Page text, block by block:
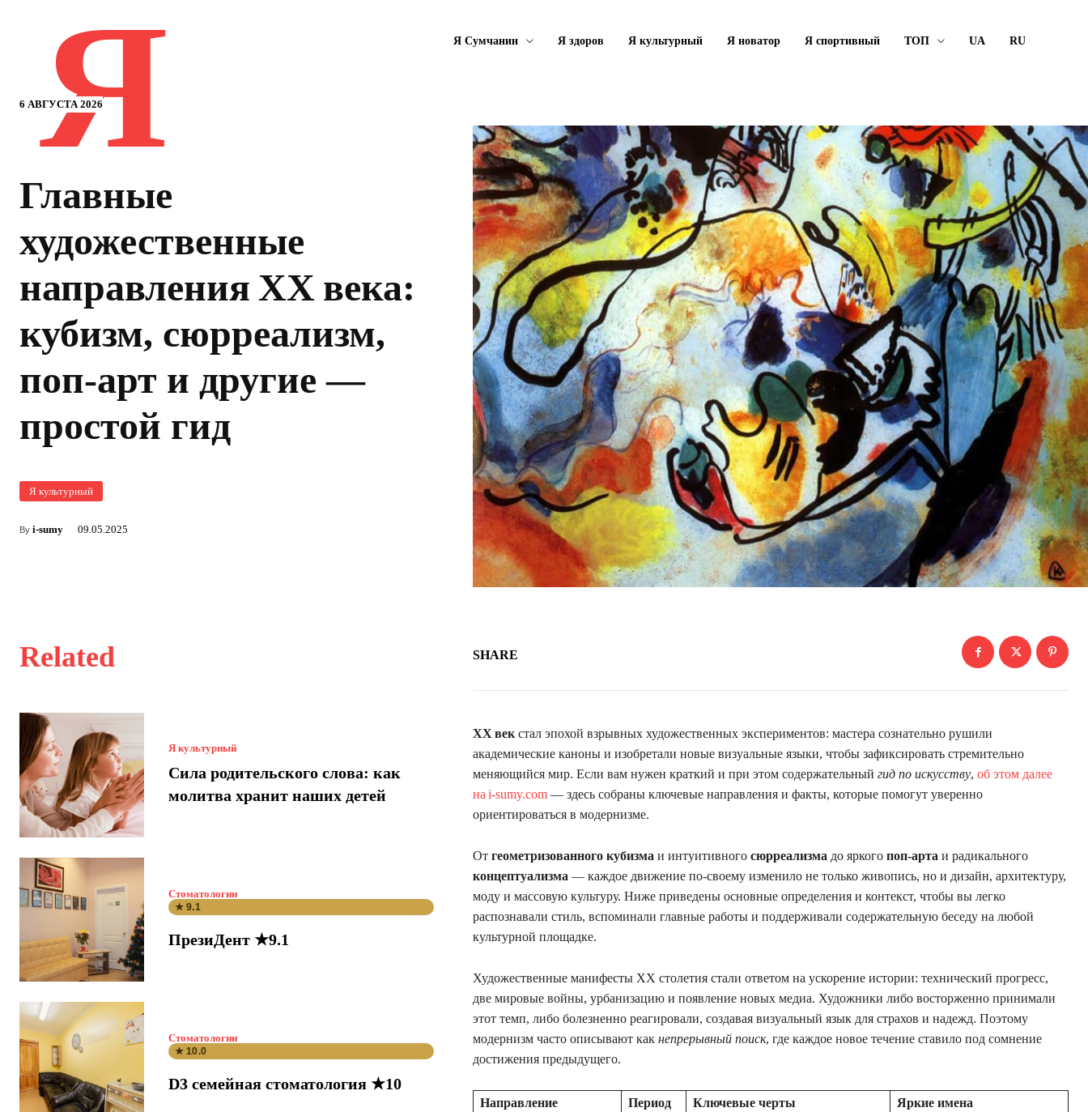
6 АВГУСТА 2026
Я Я Сумчанин Я здоров Я культурный Я новатор Я спортивный ТОП UA RU
Главные
художественные
направления XX века:
кубизм, сюрреализм,
поп‑арт и другие —
простой гид
Я культурный
By i-sumy 09.05.2025
Related
Я культурный
Сила родительского слова: как
молитва хранит наших детей
Стоматологии
★ 9.1
ПрезиДент ★9.1
Стоматологии
★ 10.0
D3 семейная стоматология ★10
SHARE
XX век стал эпохой взрывных художественных экспериментов: мастера сознательно рушили
академические каноны и изобретали новые визуальные языки, чтобы зафиксировать стремительно
меняющийся мир. Если вам нужен краткий и при этом содержательный гид по искусству, об этом далее
на i‑sumy.com — здесь собраны ключевые направления и факты, которые помогут уверенно
ориентироваться в модернизме.
От геометризованного кубизма и интуитивного сюрреализма до яркого поп‑арта и радикального
концептуализма — каждое движение по‑своему изменило не только живопись, но и дизайн, архитектуру,
моду и массовую культуру. Ниже приведены основные определения и контекст, чтобы вы легко
распознавали стиль, вспоминали главные работы и поддерживали содержательную беседу на любой
культурной площадке.
Художественные манифесты XX столетия стали ответом на ускорение истории: технический прогресс,
две мировые войны, урбанизацию и появление новых медиа. Художники либо восторженно принимали
этот темп, либо болезненно реагировали, создавая визуальный язык для страхов и надежд. Поэтому
модернизм часто описывают как непрерывный поиск, где каждое новое течение ставило под сомнение
достижения предыдущего.
Направление Период Ключевые черты Яркие имена